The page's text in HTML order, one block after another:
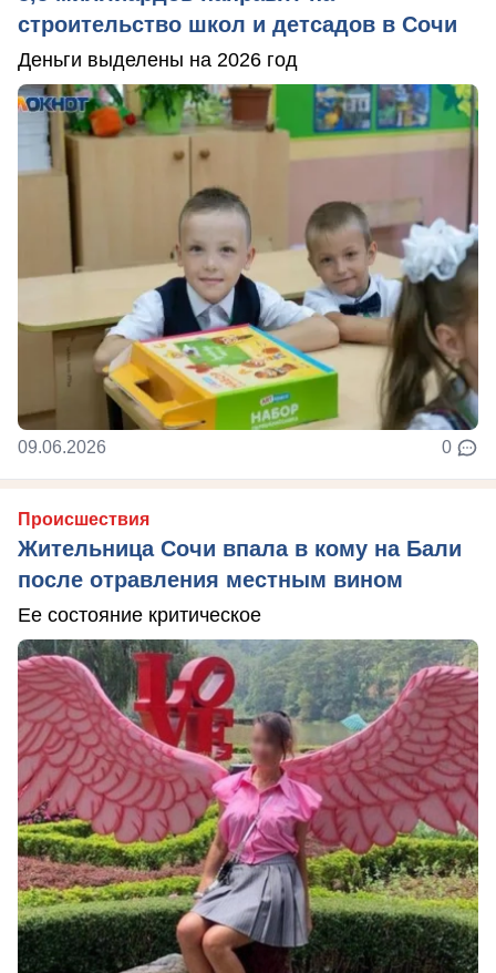
строительство школ и детсадов в Сочи
Деньги выделены на 2026 год
09.06.2026 0
Происшествия
Жительница Сочи впала в кому на Бали
после отравления местным вином
Ее состояние критическое